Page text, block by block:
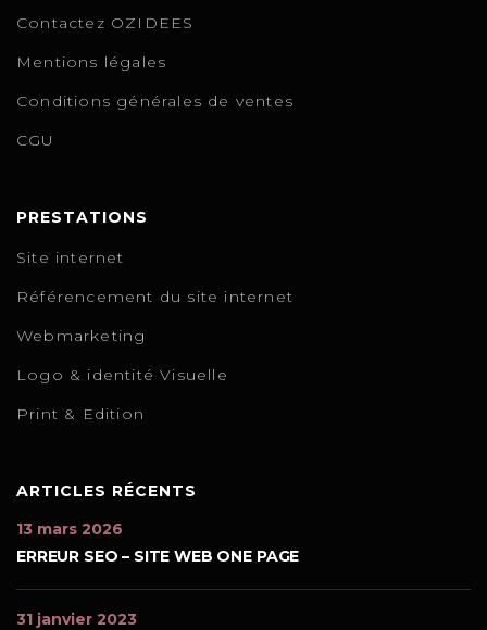
Contactez OZIDEES
Mentions légales
Conditions générales de ventes
CGU
PRESTATIONS
Site internet
Référencement du site internet
Webmarketing
Logo & identité Visuelle
Print & Edition
ARTICLES RÉCENTS
ERREUR SEO – SITE WEB ONE PAGE
13 mars 2026
31 janvier 2023